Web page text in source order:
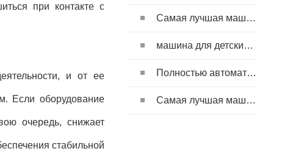
при контакте с
и от ее
Если оборудование
очередь, снижает
стабильной
Самая лучшая машина для изготовления подгузников
машина для детских подгузников
Полностью автоматическая машина для подгузников для взрослых
Самая лучшая машина для изготовления подгузников